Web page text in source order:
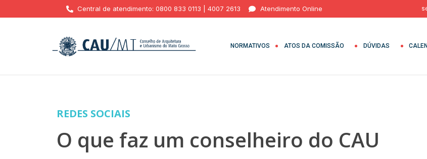
Central de atendimento: 0800 833 0113 | 4007 2613 Atendimento Online
NORMATIVOS ATOS DA COMISSÃO DÚVIDAS
REDES SOCIAIS
O que faz um conselheiro do CAU